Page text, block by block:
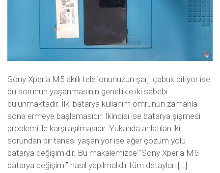
Sony Xperia M5 akıllı telefonunuzun şarjı çabuk bitiyor ise
bu sorunun yaşanmasının genellikle iki sebebi
bulunmaktadır. İlki batarya kullanım ömrünün zamanla
sona ermeye başlamasıdır. İkincisi ise batarya şişmesi
problemi ile karşılaşılmasıdır. Yukarıda anlatılan iki
sorundan bir tanesi yaşanıyor ise eğer çözüm yolu
batarya değişimidir. Bu makalemizde “Sony Xperia M5
batarya değişimi” nasıl yapılmalıdır tüm detayları […]